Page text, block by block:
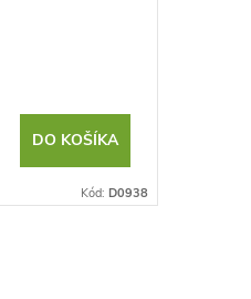
DO KOŠÍKA
Kód: D0938